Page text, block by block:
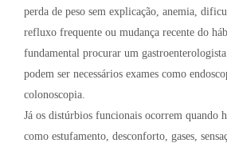
perda de peso sem explicação, anemia,
refluxo frequente ou mudança recente do
fundamental procurar um
podem ser necessários exames como
colonoscopia.
Já os distúrbios funcionais ocorrem quando
como estufamento, desconforto, gases,